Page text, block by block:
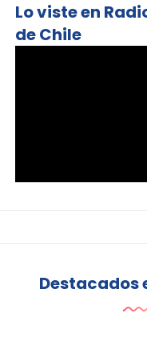
Lo viste en
de Chile
Destacados